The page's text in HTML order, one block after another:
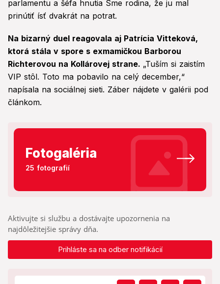
parlamentu a šéfa hnutia Sme rodina, že ju mal
prinútiť ísť dvakrát na potrat.
Na bizarný duel reagovala aj Patrícia Vitteková,
ktorá stála v spore s exmamičkou Barborou
Richterovou na Kollárovej strane. „Tuším si zaistím
VIP stôl. Toto ma pobavilo na celý december,“
napísala na sociálnej sieti. Záber nájdete v galérii pod
článkom.
Fotogaléria
25 fotografií
Aktivujte si službu a dostávajte upozornenia na
najdôležitejšie správy dňa.
Prihláste sa na odber notifikácií